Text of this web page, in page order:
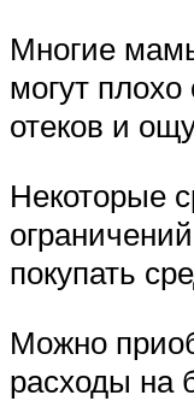
Многие
могут
отеков и
Некоторые
покупать
Можно
расходы на